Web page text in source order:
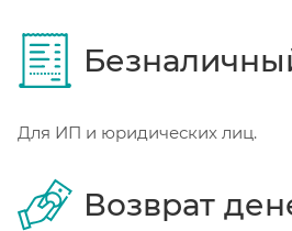
Для ИП и юридических лиц.
Возврат